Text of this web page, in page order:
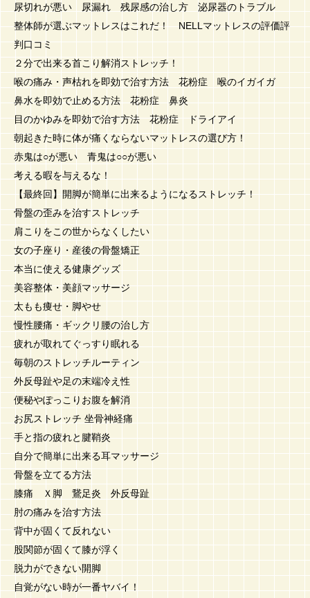
尿切れが悪い 尿漏れ 残尿感の治し方 泌尿器のトラブル
整体師が選ぶマットレスはこれだ！ NELLマットレスの評価評
判口コミ
２分で出来る首こり解消ストレッチ！
喉の痛み・声枯れを即効で治す方法 花粉症 喉のイガイガ
鼻水を即効で止める方法 花粉症 鼻炎
目のかゆみを即効で治す方法 花粉症 ドライアイ
朝起きた時に体が痛くならないマットレスの選び方！
赤鬼は○が悪い 青鬼は○○が悪い
考える暇を与えるな！
【最終回】開脚が簡単に出来るようになるストレッチ！
骨盤の歪みを治すストレッチ
肩こりをこの世からなくしたい
女の子座り・産後の骨盤矯正
本当に使える健康グッズ
美容整体・美顔マッサージ
太もも痩せ・脚やせ
慢性腰痛・ギックリ腰の治し方
疲れが取れてぐっすり眠れる
毎朝のストレッチルーティン
外反母趾や足の末端冷え性
便秘やぽっこりお腹を解消
お尻ストレッチ 坐骨神経痛
手と指の疲れと腱鞘炎
自分で簡単に出来る耳マッサージ
骨盤を立てる方法
膝痛 Ｘ脚 鵞足炎 外反母趾
肘の痛みを治す方法
背中が固くて反れない
股関節が固くて膝が浮く
脱力ができない開脚
自覚がない時が一番ヤバイ！